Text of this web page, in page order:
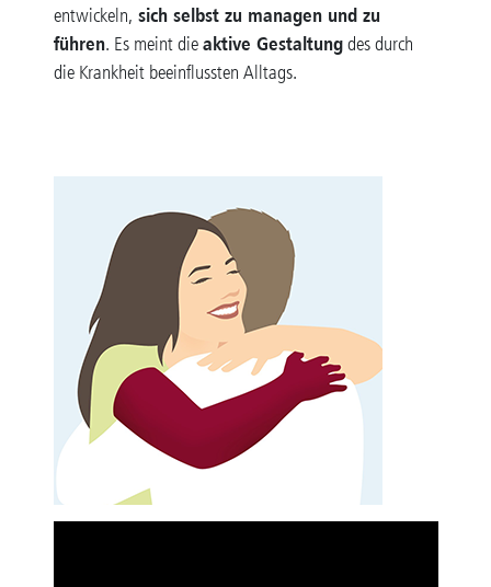
entwickeln, sich selbst zu managen und zu
führen. Es meint dieaktive Gestaltungdes durch
die Krankheit beeinflussten Alltags.